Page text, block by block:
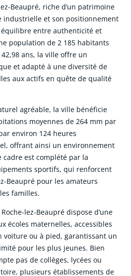
Beaupré, riche d’un patrimoine
industrielle et son positionnement
entre authenticité et
population de 2 185 habitants
ans, la ville offre un
et adapté à une diversité de
aux actifs en quête de qualité
agréable, la ville bénéficie
moyennes de 264 mm par
environ 124 heures
offrant ainsi un environnement
cadre est complété par la
sportifs, qui renforcent
Beaupré pour les amateurs
familles.
lez-Beaupré dispose d’une
écoles maternelles, accessibles
voiture ou à pied, garantissant un
pour les plus jeunes. Bien
pas de collèges, lycées ou
plusieurs établissements de